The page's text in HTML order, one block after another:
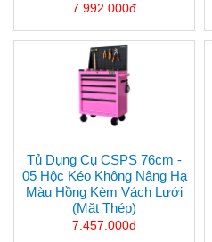
7.992.000đ
Tủ Dụng Cụ CSPS 76cm -
05 Hộc Kéo Không Nâng Hạ
Màu Hồng Kèm Vách Lưới
(mặt Thép)
7.457.000đ